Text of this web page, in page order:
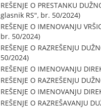
REŠENJE O PRESTANKU
glasnik RS", br. 50/2024)
REŠENJE O IMENOVANJU
br. 50/2024)
REŠENJE O RAZREŠENJU
50/2024)
REŠENJE O IMENOVANJU
REŠENJE O RAZREŠENJU
REŠENJE O IMENOVANJU
REŠENJE O RAZREŠAVANJU